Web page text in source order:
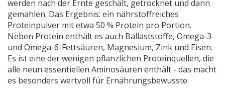
werden nach der Ernte geschält, getrocknet und dann
gemahlen. Das Ergebnis: ein nährstoffreiches
Proteinpulver mit etwa 50 % Protein pro Portion.
Neben Protein enthält es auch Ballaststoffe, Omega-3-
und Omega-6-Fettsäuren, Magnesium, Zink und Eisen.
Es ist eine der wenigen pflanzlichen Proteinquellen, die
alle neun essentiellen Aminosäuren enthält - das macht
es besonders wertvoll für Ernährungsbewusste.